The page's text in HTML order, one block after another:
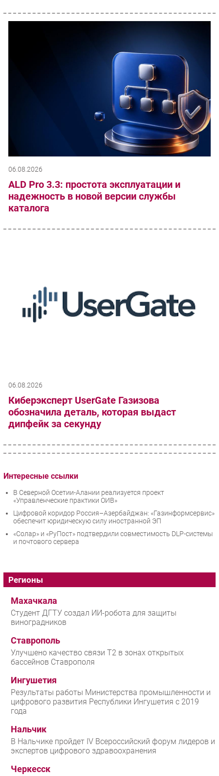
06.08.2026
ALD Pro 3.3: простота эксплуатации и
надежность в новой версии службы
каталога
06.08.2026
Киберэксперт UserGate Газизова
обозначила деталь, которая выдаст
дипфейк за секунду
Интересные ссылки
В Северной Осетии-Алании реализуется проект
«Управленческие практики ОИВ»
Цифровой коридор Россия–Азербайджан: «Газинформсервис»
обеспечит юридическую силу иностранной ЭП
«Солар» и «РуПост» подтвердили совместимость DLP-системы
и почтового сервера
Регионы
Махачкала
Студент ДГТУ создал ИИ-робота для защиты
виноградников
Ставрополь
Улучшено качество связи T2 в зонах открытых
бассейнов Ставрополя
Ингушетия
Результаты работы Министерства промышленности и
цифрового развития Республики Ингушетия с 2019
года
Нальчик
В Нальчике пройдет IV Всероссийский форум лидеров и
экспертов цифрового здравоохранения
Черкесск